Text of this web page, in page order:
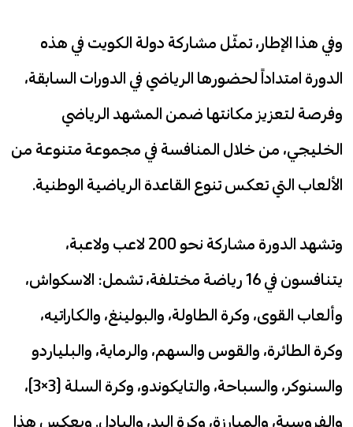
وفي هذا الإطار، تمثّل مشاركة دولة الكويت في هذه
الدورة امتداداً لحضورها الرياضي في الدورات السابقة،
وفرصة لتعزيز مكانتها ضمن المشهد الرياضي
الخليجي، من خلال المنافسة في مجموعة متنوعة من
الألعاب التي تعكس تنوع القاعدة الرياضية الوطنية.
وتشهد الدورة مشاركة نحو 200 لاعب ولاعبة،
يتنافسون في 16 رياضة مختلفة، تشمل: الاسكواش،
وألعاب القوى، وكرة الطاولة، والبولينغ، والكاراتيه،
وكرة الطائرة، والقوس والسهم، والرماية، والبلياردو
والسنوكر، والسباحة، والتايكوندو، وكرة السلة (3×3)،
والفروسية، والمبارزة، وكرة اليد، والبادل. ويعكس هذا